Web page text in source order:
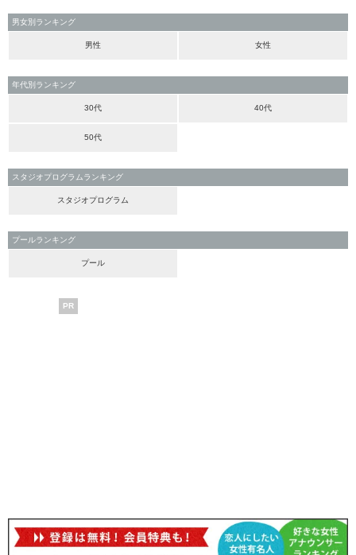
男女別ランキング
男性 女性
年代別ランキング
30代 40代
50代
スタジオプログラムランキング
スタジオプログラム
プールランキング
プール
PR